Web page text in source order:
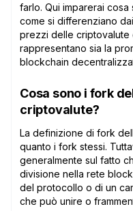
farlo. Qui imparerai
come si differenziano
prezzi delle criptovalute
rappresentano sia la
blockchain
Cosa sono i fork
criptovalute?
La definizione di fork
quanto i fork stessi.
generalmente sul fatto
divisione nella rete
del protocollo o di un
che può unire o